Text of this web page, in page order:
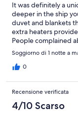
It was definitely a
deeper in the ship
duvet and blankets
extra heaters
People complained
faded away for me
anything.
Soggiorno di 1 notte a
0
Recensione verificata
4/10 Scarso